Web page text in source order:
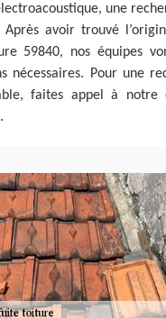
une
Après avoir trouvé
59840, nos équipes
nécessaires. Pour une
faites appel à notre